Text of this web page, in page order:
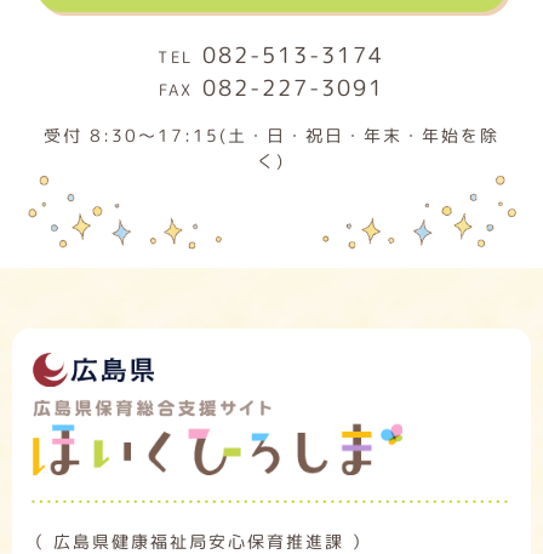
082-513-3174
082-227-3091
受付 8:30～17:15(土・日・祝日・年末・年始を除
く)
（ 広島県健康福祉局安心保育推進課 ）